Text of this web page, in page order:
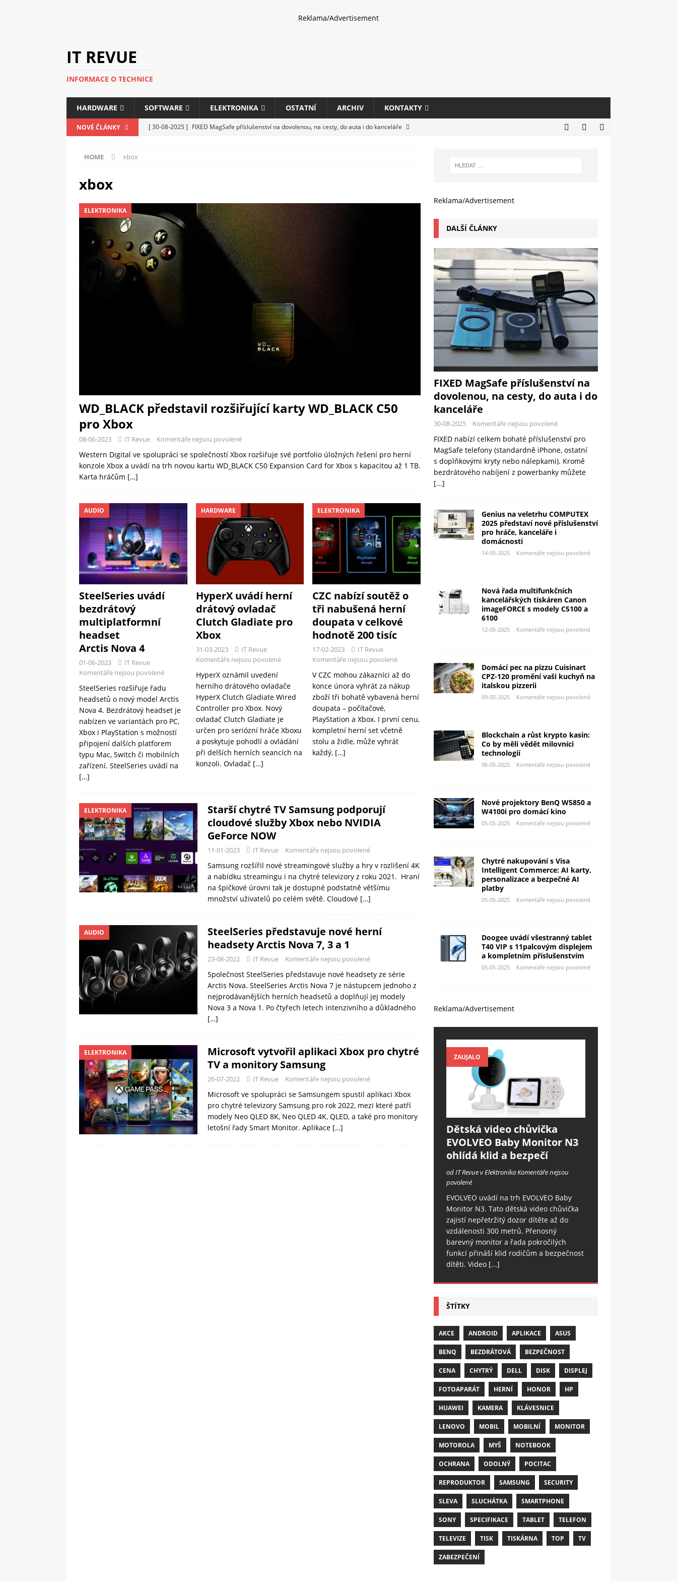
Reklama/Advertisement
IT REVUE
INFORMACE O TECHNICE
HARDWARE SOFTWARE ELEKTRONIKA OSTATNÍ ARCHIV KONTAKTY
NOVÉ ČLÁNKY [ 30-08-2025 ] FIXED MagSafe příslušenství na dovolenou, na cesty, do auta i do kanceláře
C5100 a 6100
PERIFERIE
[ 09-05-2025 ]
Domácí pec na pizzu Cuisinart CPZ-120 promění vaši kuchyň na italskou pizzerii
OSTATNÍ
[ 06-05-2025 ]
Blockchain a růst krypto kasin: Co by měli vědět milovníci technologií
SOFTWARE
HOME xbox
xbox
ELEKTRONIKA
WD_BLACK představil rozšiřující karty WD_BLACK C50
pro Xbox
08-06-2023 IT Revue Komentáře nejsou povolené
Western Digital ve spolupráci se společností Xbox rozšiřuje své portfolio úložných řešení pro herní
konzole Xbox a uvádí na trh novou kartu WD_BLACK C50 Expansion Card for Xbox s kapacitou až 1 TB.
Karta hráčům […]
AUDIO
SteelSeries uvádí
bezdrátový
multiplatformní
headset
Arctis Nova 4
01-06-2023
IT Revue
Komentáře nejsou povolené
SteelSeries rozšiřuje řadu
headsetů o nový model Arctis
Nova 4. Bezdrátový headset je
nabízen ve variantách pro PC,
Xbox i PlayStation s možností
připojení dalších platforem
typu Mac, Switch či mobilních
zařízení. SteelSeries uvádí na
[…]
HARDWARE
HyperX uvádí herní
drátový ovladač
Clutch Gladiate pro
Xbox
31-03-2023
IT Revue
Komentáře nejsou povolené
HyperX oznámil uvedení
herního drátového ovladače
HyperX Clutch Gladiate Wired
Controller pro Xbox. Nový
ovladač Clutch Gladiate je
určen pro seriózní hráče Xboxu
a poskytuje pohodlí a ovládání
při delších herních seancích na
konzoli. Ovladač […]
ELEKTRONIKA
CZC nabízí soutěž o
tři nabušená herní
doupata v celkové
hodnotě 200 tisíc
17-02-2023
IT Revue
Komentáře nejsou povolené
V CZC mohou zákazníci až do
konce února vyhrát za nákup
zboží tři bohatě vybavená herní
doupata – počítačové,
PlayStation a Xbox. I první cenu,
kompletní herní set včetně
stolu a židle, může vyhrát
každý, […]
ELEKTRONIKA
Starší chytré TV Samsung podporují
cloudové služby Xbox nebo NVIDIA
GeForce NOW
11-01-2023 IT Revue Komentáře nejsou povolené
Samsung rozšířil nové streamingové služby a hry v rozlišení 4K
a nabídku streamingu i na chytré televizory z roku 2021. Hraní
na špičkové úrovni tak je dostupné podstatně většímu
množství uživatelů po celém světě. Cloudové […]
AUDIO
SteelSeries představuje nové herní
headsety Arctis Nova 7, 3 a 1
23-08-2022 IT Revue Komentáře nejsou povolené
Společnost SteelSeries představuje nové headsety ze série
Arctis Nova. SteelSeries Arctis Nova 7 je nástupcem jednoho z
nejprodávanějších herních headsetů a doplňují jej modely
Nova 3 a Nova 1. Po čtyřech letech intenzivního a důkladného
[…]
ELEKTRONIKA
Microsoft vytvořil aplikaci Xbox pro chytré
TV a monitory Samsung
26-07-2022 IT Revue Komentáře nejsou povolené
Microsoft ve spolupráci se Samsungem spustil aplikaci Xbox
pro chytré televizory Samsung pro rok 2022, mezi které patří
modely Neo QLED 8K, Neo QLED 4K, QLED, a také pro monitory
letošní řady Smart Monitor. Aplikace […]
Reklama/Advertisement
DALŠÍ ČLÁNKY
FIXED MagSafe příslušenství na
dovolenou, na cesty, do auta i do
kanceláře
30-08-2025 Komentáře nejsou povolené
FIXED nabízí celkem bohaté příslušenství pro
MagSafe telefony (standardně iPhone, ostatní
s doplňkovými kryty nebo nálepkami). Kromě
bezdrátového nabíjení z powerbanky můžete
[...]
Genius na veletrhu COMPUTEX
2025 představí nové příslušenství
pro hráče, kanceláře i
domácnosti
14-05-2025 Komentáře nejsou povolené
Nová řada multifunkčních
kancelářských tiskáren Canon
imageFORCE s modely C5100 a
6100
12-05-2025 Komentáře nejsou povolené
Domácí pec na pizzu Cuisinart
CPZ-120 promění vaši kuchyň na
italskou pizzerii
09-05-2025 Komentáře nejsou povolené
Blockchain a růst krypto kasin:
Co by měli vědět milovníci
technologií
06-05-2025 Komentáře nejsou povolené
Nové projektory BenQ W5850 a
W4100i pro domácí kino
05-05-2025 Komentáře nejsou povolené
Chytré nakupování s Visa
Intelligent Commerce: AI karty,
personalizace a bezpečné AI
platby
05-05-2025 Komentáře nejsou povolené
Doogee uvádí všestranný tablet
T40 VIP s 11palcovým displejem
a kompletním příslušenstvím
05-05-2025 Komentáře nejsou povolené
Reklama/Advertisement
ZAUJALO
Dětská video chůvička
EVOLVEO Baby Monitor N3
ohlídá klid a bezpečí
od IT Revue v ElektronikaKomentáře nejsou
povolené
EVOLVEO uvádí na trh EVOLVEO Baby
Monitor N3. Tato dětská video chůvička
zajistí nepřetržitý dozor dítěte až do
vzdálenosti 300 metrů. Přenosný
barevný monitor a řada pokročilých
funkcí přináší klid rodičům a bezpečnost
dítěti. Video [...]
ŠTÍTKY
AKCE ANDROID APLIKACE ASUS
BENQ BEZDRÁTOVÁ BEZPEČNOST
CENA CHYTRÝ DELL DISK DISPLEJ
FOTOAPARÁT HERNÍ HONOR HP
HUAWEI KAMERA KLÁVESNICE
LENOVO MOBIL MOBILNÍ MONITOR
MOTOROLA MYŠ NOTEBOOK
OCHRANA ODOLNÝ POCITAC
REPRODUKTOR SAMSUNG SECURITY
SLEVA SLUCHÁTKA SMARTPHONE
SONY SPECIFIKACE TABLET TELEFON
TELEVIZE TISK TISKÁRNA TOP TV
ZABEZPEČENÍ